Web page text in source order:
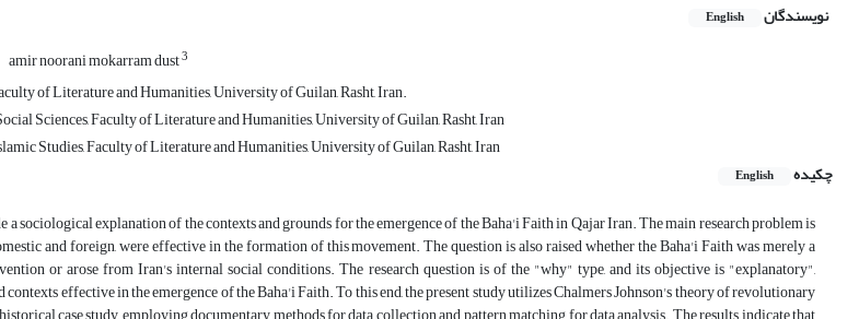
نویسندگان English
amir noorani mokarram dust3
of Literature and Humanities, University of Guilan, Rasht, Iran.
Sciences, Faculty of Literature and Humanities, University of Guilan, Rasht, Iran
Studies, Faculty of Literature and Humanities, University of Guilan, Rasht, Iran
چکیده
English
a sociological explanation of the contexts and grounds for the emergence of the Baha'i Faith in Qajar Iran. The main research problem is
and foreign, were effective in the formation of this movement. The question is also raised whether the Baha'i Faith was merely a
or arose from Iran's internal social conditions. The research question is of the "why" type, and its objective is "explanatory",
effective in the emergence of the Baha'i Faith. To this end, the present study utilizes Chalmers Johnson's theory of revolutionary